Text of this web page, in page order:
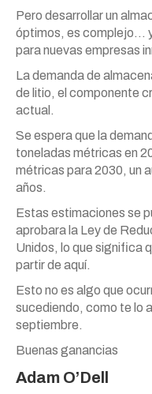
Pero desarrollar un
óptimos, es complejo…
para nuevas empresas
La demanda de
de litio, el componente
actual.
Se espera que la
toneladas métricas en
métricas para 2030, un
años.
Estas estimaciones se
aprobara la Ley de
Unidos, lo que significa
partir de aquí.
Esto no es algo que
sucediendo, como te lo
septiembre.
Buenas ganancias
Adam O’Dell